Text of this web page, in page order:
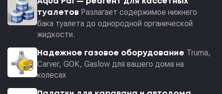
туалетов Разлагает содержимое нижнего
бака туалета до однородной органической
жидкости.
Надежное газовое оборудование Truma,
Carver, GOK, Gaslow для вашего дома на
колесах